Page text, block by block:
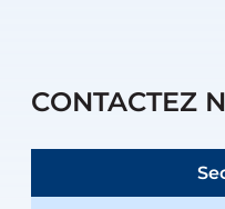
CONTACTEZ